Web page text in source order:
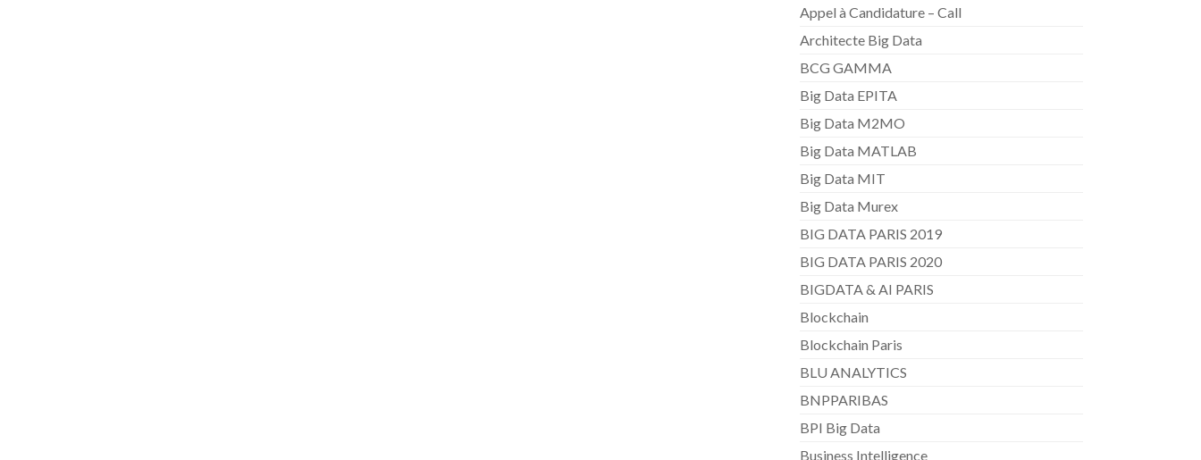
Appel à Candidature – Call
Architecte Big Data
BCG GAMMA
Big Data EPITA
Big Data M2MO
Big Data MATLAB
Big Data MIT
Big Data Murex
BIG DATA PARIS 2019
BIG DATA PARIS 2020
BIGDATA & AI PARIS
Blockchain
Blockchain Paris
BLU ANALYTICS
BNPPARIBAS
BPI Big Data
Business Intelligence